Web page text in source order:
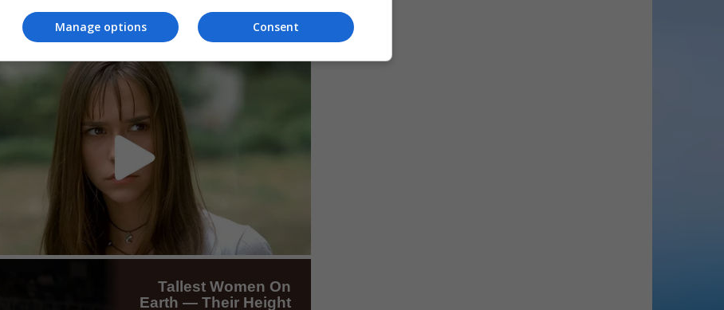
Consent
Manage options